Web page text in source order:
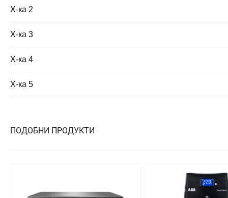
Х-ка 2
Х-ка 3
Х-ка 4
Х-ка 5
ПОДОБНИ ПРОДУКТИ